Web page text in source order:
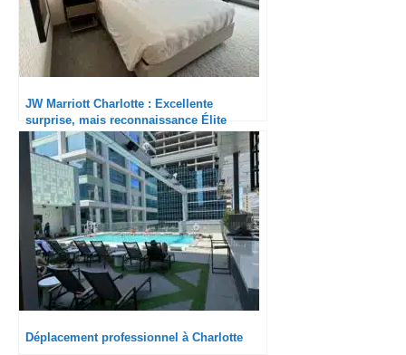
JW Marriott Charlotte : Excellente
surprise, mais reconnaissance Élite
inexistante
Déplacement professionnel à Charlotte